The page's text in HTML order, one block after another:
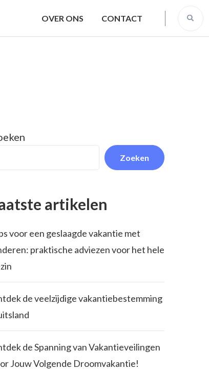
OVER ONS CONTACT
Zoeken
artikelen
voor een geslaagde vakantie met
praktische adviezen voor het hele
de veelzijdige vakantiebestemming
de Spanning van Vakantieveilingen
Jouw Volgende Droomvakantie!